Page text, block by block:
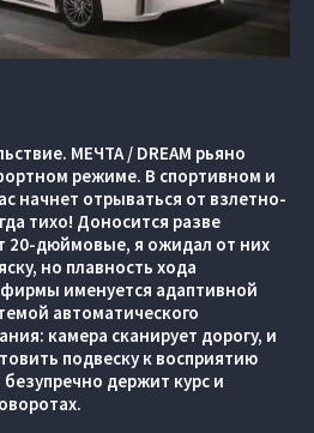
МЕЧТА / DREAM рьяно
режиме. В спортивном и
начнет отрываться от взлетно-
тихо! Доносится разве
20-дюймовые, я ожидал от них
но плавность хода
именуется адаптивной
автоматического
камера сканирует дорогу, и
подвеску к восприятию
держит курс и